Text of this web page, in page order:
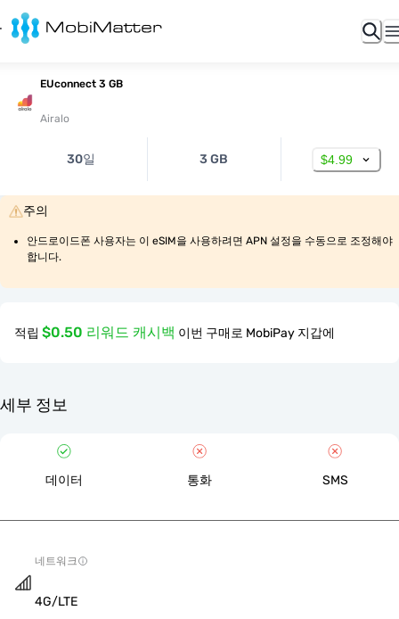
EUconnect 3 GB
Airalo
30일 3 GB $4.99
주의
안드로이드폰 사용자는 이 eSIM을 사용하려면 APN 설정을 수동으로 조정해야
합니다.
적립 $0.50 리워드 캐시백 이번 구매로 MobiPay 지갑에
세부 정보
데이터 통화 SMS
네트워크
4G/LTE